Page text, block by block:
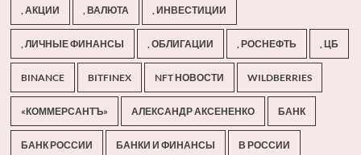
, АКЦИИ , ВАЛЮТА , ИНВЕСТИЦИИ
, ЛИЧНЫЕ ФИНАНСЫ , ОБЛИГАЦИИ , РОСНЕФТЬ , ЦБ
BINANCE BITFINEX NFT НОВОСТИ WILDBERRIES
«КОММЕРСАНТЪ» АЛЕКСАНДР АКСЕНЕНКО БАНК
БАНК РОССИИ БАНКИ И ФИНАНСЫ В РОССИИ